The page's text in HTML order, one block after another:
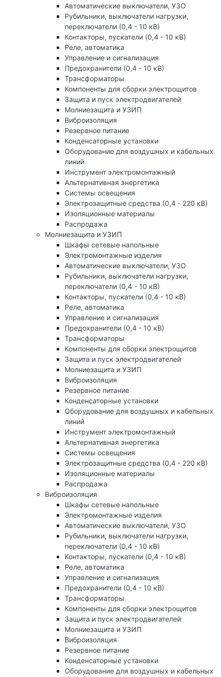
Автоматические выключатели, УЗО
Рубильники, выключатели нагрузки,
переключатели (0,4 - 10 кВ)
Контакторы, пускатели (0,4 - 10 кВ)
Реле, автоматика
Управление и сигнализация
Предохранители (0,4 - 10 кВ)
Трансформаторы
Компоненты для сборки электрощитов
Защита и пуск электродвигателей
Молниезащита и УЗИП
Виброизоляция
Резервное питание
Конденсаторные установки
Оборудование для воздушных и кабельных
линий
Инструмент электромонтажный
Альтернативная энергетика
Системы освещения
Электрозащитные средства (0,4 - 220 кВ)
Изоляционные материалы
Распродажа
Молниезащита и УЗИП
Шкафы сетевые напольные
Электромонтажные изделия
Автоматические выключатели, УЗО
Рубильники, выключатели нагрузки,
переключатели (0,4 - 10 кВ)
Контакторы, пускатели (0,4 - 10 кВ)
Реле, автоматика
Управление и сигнализация
Предохранители (0,4 - 10 кВ)
Трансформаторы
Компоненты для сборки электрощитов
Защита и пуск электродвигателей
Молниезащита и УЗИП
Виброизоляция
Резервное питание
Конденсаторные установки
Оборудование для воздушных и кабельных
линий
Инструмент электромонтажный
Альтернативная энергетика
Системы освещения
Электрозащитные средства (0,4 - 220 кВ)
Изоляционные материалы
Распродажа
Виброизоляция
Шкафы сетевые напольные
Электромонтажные изделия
Автоматические выключатели, УЗО
Рубильники, выключатели нагрузки,
переключатели (0,4 - 10 кВ)
Контакторы, пускатели (0,4 - 10 кВ)
Реле, автоматика
Управление и сигнализация
Предохранители (0,4 - 10 кВ)
Трансформаторы
Компоненты для сборки электрощитов
Защита и пуск электродвигателей
Молниезащита и УЗИП
Виброизоляция
Резервное питание
Конденсаторные установки
Оборудование для воздушных и кабельных